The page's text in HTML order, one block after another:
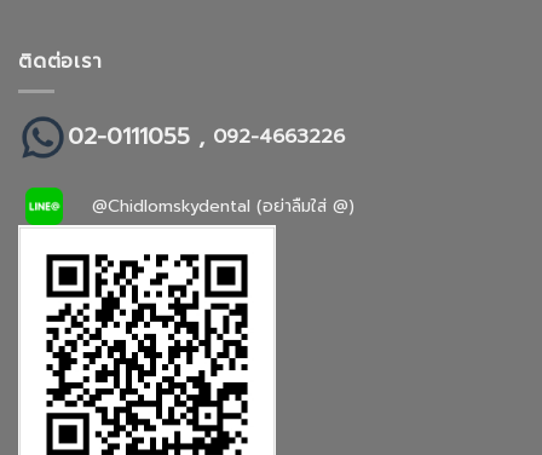
ติดต่อเรา
02-0111055 , 092-4663226
@Chidlomskydental (อย่าลืมใส่ @)